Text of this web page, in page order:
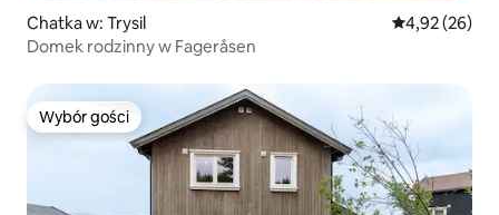
Chatka w: Trysil Średnia
4,92 (26)
Domek rodzinny w Fageråsen
Wybór gości
Wybór gości